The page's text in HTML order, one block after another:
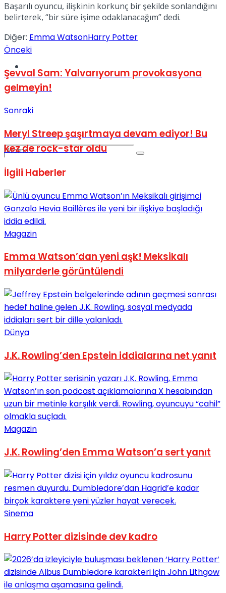
Podcast
No Result
View All Result
Başarılı oyuncu, ilişkinin korkunç bir şekilde sonlandığını
belirterek, “bir süre işime odaklanacağım” dedi.
Diğer: Emma WatsonHarry Potter
Önceki
Şevval Sam: Yalvarıyorum provokasyona
gelmeyin!
Sonraki
Meryl Streep şaşırtmaya devam ediyor! Bu
kez de rock-star oldu
İlgili Haberler
Magazin
Emma Watson’dan yeni aşk! Meksikalı
milyarderle görüntülendi
Dünya
J.K. Rowling’den Epstein iddialarına net yanıt
Magazin
J.K. Rowling’den Emma Watson’a sert yanıt
Sinema
Harry Potter dizisinde dev kadro